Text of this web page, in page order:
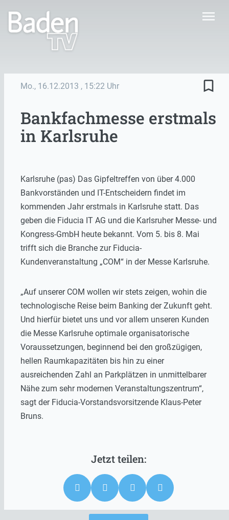
menu
Mo., 16.12.2013 , 15:22 Uhr bookmark_border
Bankfachmesse erstmals
in Karlsruhe
Karlsruhe (pas) Das Gipfeltreffen von über 4.000
Bankvorständen und IT-Entscheidern findet im
kommenden Jahr erstmals in Karlsruhe statt. Das
geben die Fiducia IT AG und die Karlsruher Messe- und
Kongress-GmbH heute bekannt. Vom 5. bis 8. Mai
trifft sich die Branche zur Fiducia-
Kundenveranstaltung „COM“ in der Messe Karlsruhe.
„Auf unserer COM wollen wir stets zeigen, wohin die
technologische Reise beim Banking der Zukunft geht.
Und hierfür bietet uns und vor allem unseren Kunden
die Messe Karlsruhe optimale organisatorische
Voraussetzungen, beginnend bei den großzügigen,
hellen Raumkapazitäten bis hin zu einer
ausreichenden Zahl an Parkplätzen in unmittelbarer
Nähe zum sehr modernen Veranstaltungszentrum“,
sagt der Fiducia-Vorstandsvorsitzende Klaus-Peter
Bruns.